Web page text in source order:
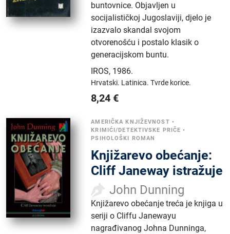
buntovnice. Objavljen u
socijalističkoj Jugoslaviji, djelo je
izazvalo skandal svojom
otvorenošću i postalo klasik o
generacijskom buntu.
IROS, 1986.
Hrvatski. Latinica.Tvrde korice.
8,24 €
AMERIČKA KNJIŽEVNOST •
KRIMIĆI/DETEKTIVSKE PRIČE •
PSIHOLOŠKI ROMAN
Knjižarevo obećanje:
Cliff Janeway istražuje
John Dunning
Knjižarevo obećanje treća je knjiga u
seriji o Cliffu Janewayu
nagrađivanog Johna Dunninga,